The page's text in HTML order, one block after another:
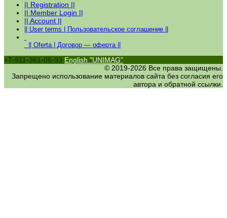
|| Registration ||
|| Member Login ||
|| Account ||
|| User terms | Пользовательское соглашение ||
|| Oferta | Договор — оферта ||
+7-911-361-06-93 English "UNIMAG"
© 2019-2026 Все права защищены.
Запрещено использование материалов сайта без согласия его
автора и обратной ссылки.